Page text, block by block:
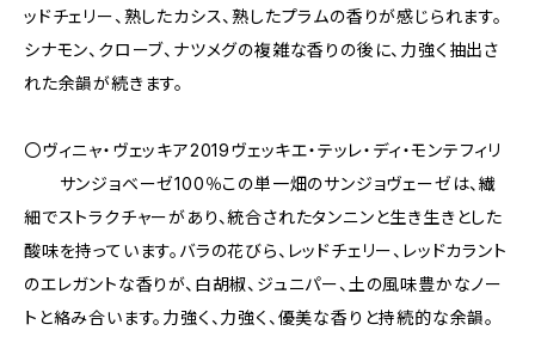
ッドチェリー、熟したカシス、熟したプラムの香りが感じられます。
シナモン、クローブ、ナツメグの複雑な香りの後に、力強く抽出さ
れた余韻が続きます。
〇ヴィニャ・ヴェッキア2019ヴェッキエ・テッレ・ディ・モンテフィリ
サンジョベーゼ100％この単一畑のサンジョヴェーゼは、繊
細でストラクチャーがあり、統合されたタンニンと生き生きとした
酸味を持っています。バラの花びら、レッドチェリー、レッドカラント
のエレガントな香りが、白胡椒、ジュニパー、土の風味豊かなノー
トと絡み合います。力強く、力強く、優美な香りと持続的な余韻。